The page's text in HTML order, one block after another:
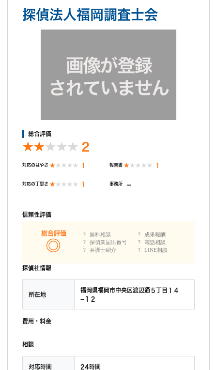
かったため納得してしまった。もっとリサーチしてから契約すれ
探偵法人福岡調査士会
総合評価
2
対応のはやさ 1 報告書 1
対応の丁寧さ 1 事務所 -
信頼性評価
総合評価
無料相談
探偵業届出番号
弁護士紹介
成果報酬
電話相談
LINE相談
探偵社情報
所在地
福岡県福岡市中央区渡辺通５丁目１４
−１２
費用・料金
相談
対応時間 24時間